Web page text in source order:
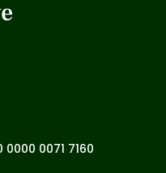
0000 0071 7160